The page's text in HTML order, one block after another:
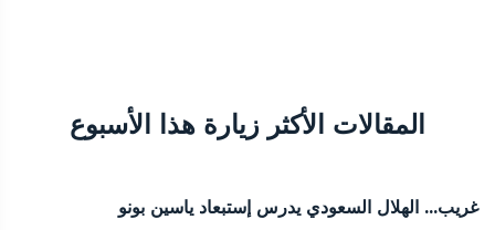
المقالات الأكثر زيارة هذا الأسبوع
غريب... الهلال السعودي يدرس إستبعاد ياسين بونو